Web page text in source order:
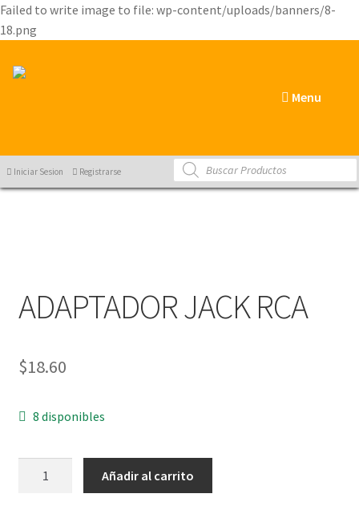
Failed to write image to file: wp-content/uploads/banners/8-
18.png
Menu
Products
search
Iniciar Sesion Registrarse
ADAPTADOR JACK RCA
$18.60
8 disponibles
Añadir al carrito